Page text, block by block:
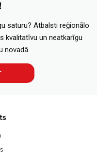
saturu? Atbalsti reģionālo
kvalitatīvu un neatkarīgu
novadā.